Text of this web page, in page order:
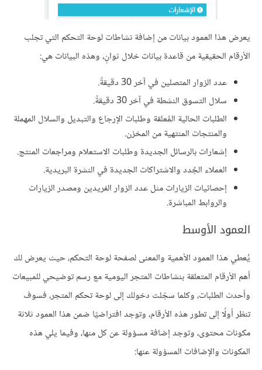
يعرض هذا العمود بيانات من إضافة نشاطات لوحة التحكم التي تجلب
الأرقام الحقيقية من قاعدة بيانات خلال ثوانٍ، وهذه البيانات هي:
عدد الزوار المتصلين في آخر 30 دقيقةً.
سلال التسوق النشطة في آخر 30 دقيقةً.
الطلبات الحالية المُعلقة وطلبات الإرجاع والتبديل والسلال المهملة
والمنتجات المنتهية من المخزن.
إشعارات بالرسائل الجديدة وطلبات الاستعلام ومراجعات المنتج.
العملاء الجُدد والاشتراكات الجديدة في النشرة البريدية.
إحصائيات الزيارات مثل عدد الزوار الفريدين ومصدر الزيارات
والروابط المباشرة.
العمود الأوسط
يُعطي هذا العمود الأهمية والمعنى لصفحة لوحة التحكم، حيث يعرض لك
أهم الأرقام المتعلقة بنشاطات المتجر اليومية مع رسم توضيحي للمبيعات
وأحدث الطلبات، وكلما سجّلت دخولك إلى لوحة تحكم المتجر، فسوف
تنظر أولًا إلى تطور هذه الأرقام، وتوجد افتراضيًا ضمن هذا العمود ثلاثة
مكونات محتوى، وتوجد إضافة مسؤولة عن كل منها، وفيما يلي هذه
المكونات والإضافات المسؤولة عنها: